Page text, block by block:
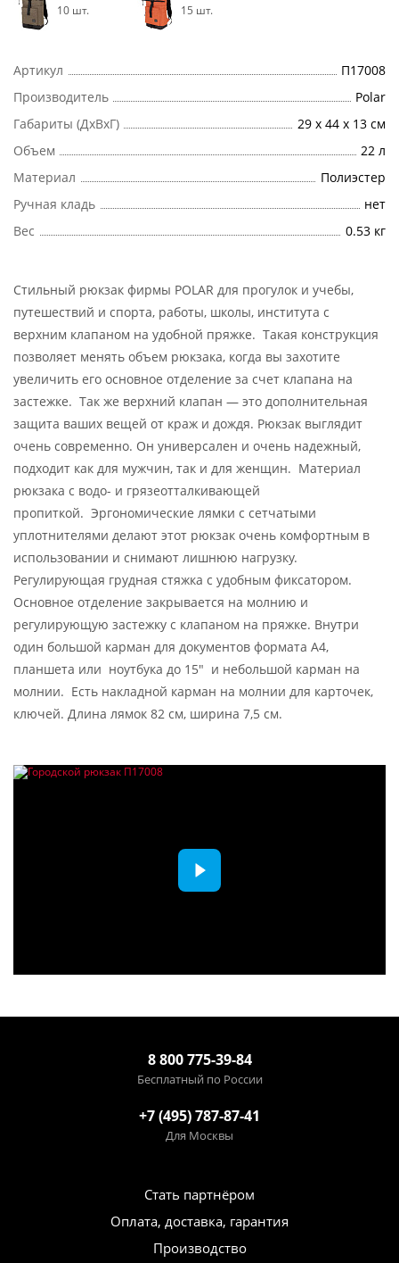
10 шт. 15 шт.
Артикул
П17008
Производитель
Polar
Габариты (ДхВхГ)
29 x 44 x 13 см
Объем
22 л
Материал
Полиэстер
Ручная кладь
нет
Вес
0.53 кг
Стильный рюкзак фирмы POLAR для прогулок и учебы,
путешествий и спорта, работы, школы, института с
верхним клапаном на удобной пряжке. Такая конструкция
позволяет менять объем рюкзака, когда вы захотите
увеличить его основное отделение за счет клапана на
застежке. Так же верхний клапан — это дополнительная
защита ваших вещей от краж и дождя. Рюкзак выглядит
очень современно. Он универсален и очень надежный,
подходит как для мужчин, так и для женщин. Материал
рюкзака с водо- и грязеотталкивающей
пропиткой. Эргономические лямки с сетчатыми
уплотнителями делают этот рюкзак очень комфортным в
использовании и снимают лишнюю нагрузку.
Регулирующая грудная стяжка с удобным фиксатором.
Основное отделение закрывается на молнию и
регулирующую застежку с клапаном на пряжке. Внутри
один большой карман для документов формата А4,
планшета или ноутбука до 15" и небольшой карман на
молнии. Есть накладной карман на молнии для карточек,
ключей. Длина лямок 82 см, ширина 7,5 см.
8 800 775-39-84
Бесплатный по России
+7 (495) 787-87-41
Для Москвы
Стать партнёром
Оплата, доставка, гарантия
Производство